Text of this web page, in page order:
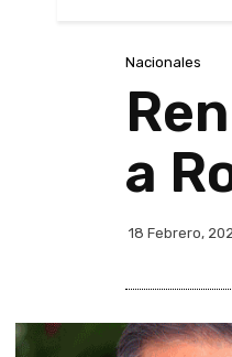
Nacionales
a
18 Febrero,